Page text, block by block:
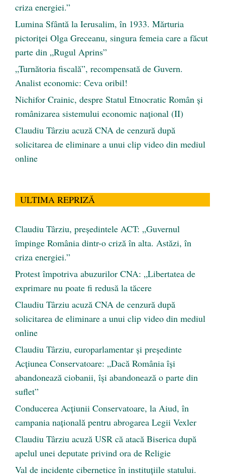
criza energiei.”
Lumina Sfântă la Ierusalim, în 1933. Mărturia
pictoriței Olga Greceanu, singura femeia care a făcut
parte din „Rugul Aprins”
„Turnătoria fiscală”, recompensată de Guvern.
Analist economic: Ceva oribil!
Nichifor Crainic, despre Statul Etnocratic Român şi
românizarea sistemului economic naţional (II)
Claudiu Târziu acuză CNA de cenzură după
solicitarea de eliminare a unui clip video din mediul
online
ULTIMA REPRIZĂ
Claudiu Târziu, președintele ACT: „Guvernul
împinge România dintr-o criză în alta. Astăzi, în
criza energiei.”
Protest împotriva abuzurilor CNA: „Libertatea de
exprimare nu poate fi redusă la tăcere
Claudiu Târziu acuză CNA de cenzură după
solicitarea de eliminare a unui clip video din mediul
online
Claudiu Târziu, europarlamentar și președinte
Acțiunea Conservatoare: „Dacă România își
abandonează ciobanii, își abandonează o parte din
suflet”
Conducerea Acțiunii Conservatoare, la Aiud, în
campania națională pentru abrogarea Legii Vexler
Claudiu Târziu acuză USR că atacă Biserica după
apelul unei deputate privind ora de Religie
Val de incidente cibernetice în instituțiile statului.